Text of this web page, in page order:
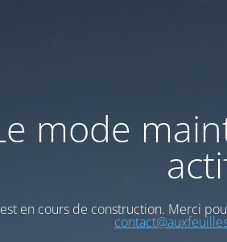
mode
en cours de construction. Merci